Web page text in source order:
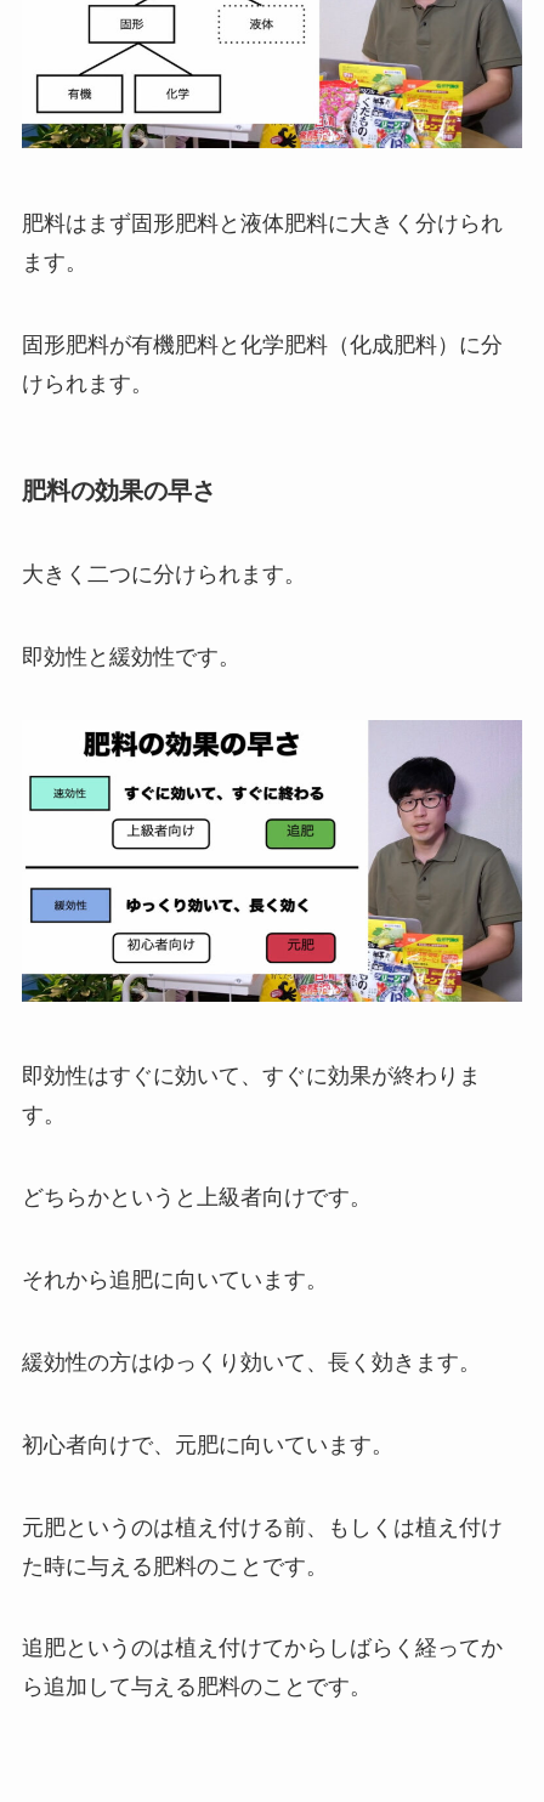
肥料はまず固形肥料と液体肥料に大きく分けられ
ます。
固形肥料が有機肥料と化学肥料（化成肥料）に分
けられます。
肥料の効果の早さ
大きく二つに分けられます。
即効性と緩効性です。
即効性はすぐに効いて、すぐに効果が終わりま
す。
どちらかというと上級者向けです。
それから追肥に向いています。
緩効性の方はゆっくり効いて、長く効きます。
初心者向けで、元肥に向いています。
元肥というのは植え付ける前、もしくは植え付け
た時に与える肥料のことです。
追肥というのは植え付けてからしばらく経ってか
ら追加して与える肥料のことです。